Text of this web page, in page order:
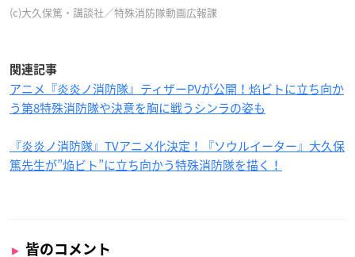
(c)大久保篤・講談社／特殊消防隊動画広報課
関連記事
アニメ『炎炎ノ消防隊』ティザーPVが公開！焰ビトに立ち向か
う第8特殊消防隊や決意を胸に戦うシンラの姿も
『炎炎ノ消防隊』TVアニメ化決定！『ソウルイーター』大久保
篤先生が”焔ビト”に立ち向かう特殊消防隊を描く！
皆のコメント